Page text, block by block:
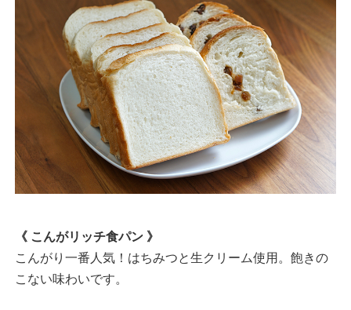
《 こんがリッチ食パン 》
こんがり一番人気！はちみつと生クリーム使用。飽きの
こない味わいです。